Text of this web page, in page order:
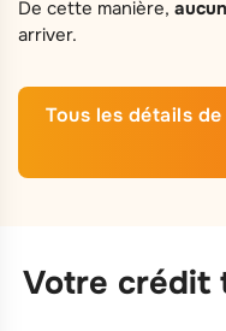
De cette manière,
arriver.
Tous les détails
Votre crédit